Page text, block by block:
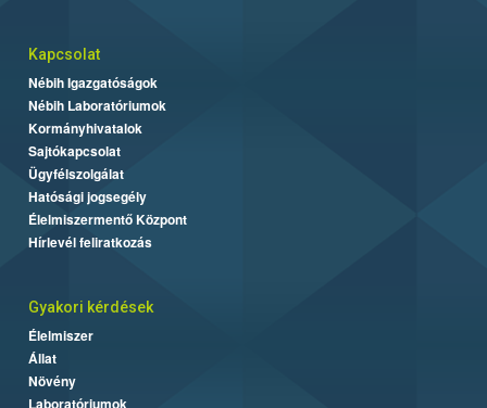
Kapcsolat
Nébih Igazgatóságok
Nébih Laboratóriumok
Kormányhivatalok
Sajtókapcsolat
Ügyfélszolgálat
Hatósági jogsegély
Élelmiszermentő Központ
Hírlevél feliratkozás
Gyakori kérdések
Élelmiszer
Állat
Növény
Laboratóriumok